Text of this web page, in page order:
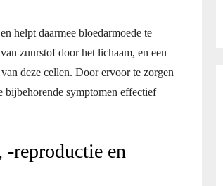
helpt daarmee bloedarmoede te
zuurstof door het lichaam, en een
deze cellen. Door ervoor te zorgen
bijbehorende symptomen effectief
-reproductie en